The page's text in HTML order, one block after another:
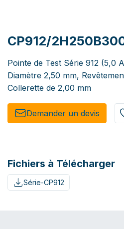
CP912/
Pointe de Test Série 912 (5,0
Diamètre 2,50 mm,
Collerette de 2,00 mm
Demander un de​​vis​​
Fichiers à Télécharger
Série-CP912